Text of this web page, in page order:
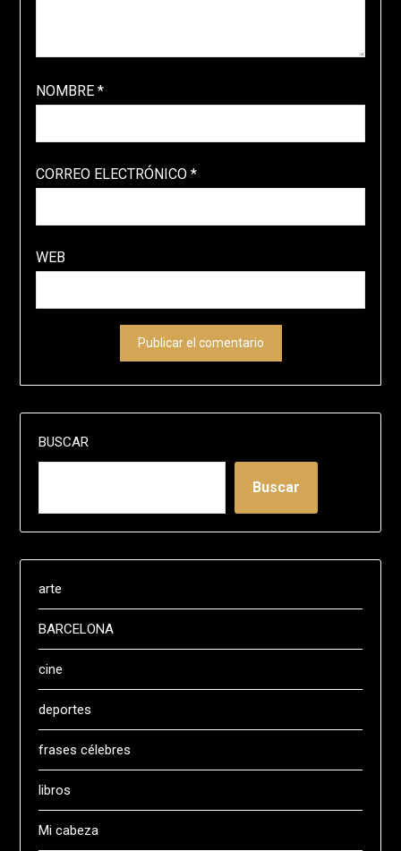
NOMBRE *
CORREO ELECTRÓNICO *
WEB
BUSCAR
Buscar
arte
BARCELONA
cine
deportes
frases célebres
libros
Mi cabeza